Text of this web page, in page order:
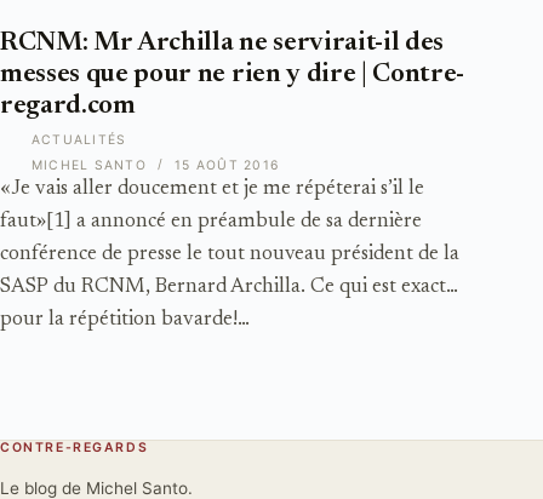
ACTUALITÉS
RCNM: Mr Archilla ne servirait-il des
messes que pour ne rien y dire | Contre-
regard.com
«Je vais aller doucement et je me répéterai s’il le
faut»[1] a annoncé en préambule de sa dernière
conférence de presse le tout nouveau président de la
SASP du RCNM, Bernard Archilla. Ce qui est exact…
pour la répétition bavarde!…
MICHEL SANTO 15 AOÛT 2016
CONTRE-REGARDS
Le blog de Michel Santo.